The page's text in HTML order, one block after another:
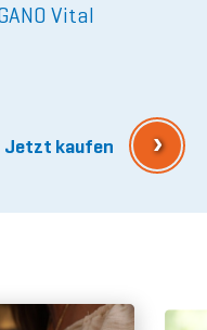
Vital
Jetzt kaufen ›